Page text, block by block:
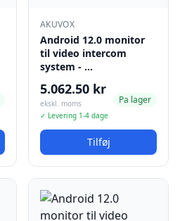
AKUVOX
Android 12.0 monitor
til video intercom
system - …
5.062.50 kr
ekskl. moms
✓ Levering 1-4 dage
Pa lager
Tilføj